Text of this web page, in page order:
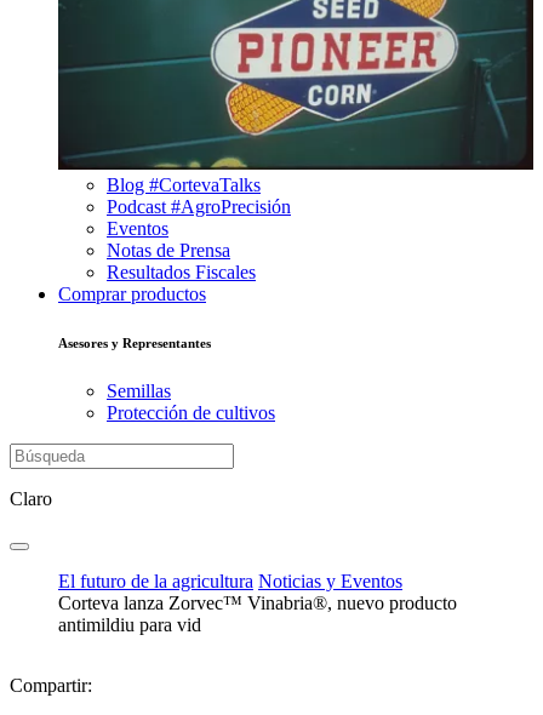
Blog #CortevaTalks
Podcast #AgroPrecisión
Eventos
Notas de Prensa
Resultados Fiscales
Comprar productos
Asesores y Representantes
Semillas
Protección de cultivos
Claro
El futuro de la agricultura Noticias y Eventos
Corteva lanza Zorvec™ Vinabria®, nuevo producto
antimildiu para vid
Compartir: